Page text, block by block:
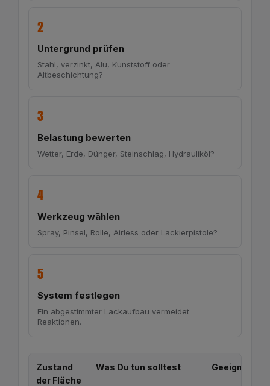
2
Untergrund prüfen
Stahl, verzinkt, Alu, Kunststoff oder
Altbeschichtung?
3
Belastung bewerten
Wetter, Erde, Dünger, Steinschlag, Hydrauliköl?
4
Werkzeug wählen
Spray, Pinsel, Rolle, Airless oder Lackierpistole?
5
System festlegen
Ein abgestimmter Lackaufbau vermeidet
Reaktionen.
Zustand
der Fläche
Was Du tun solltest Geeignete